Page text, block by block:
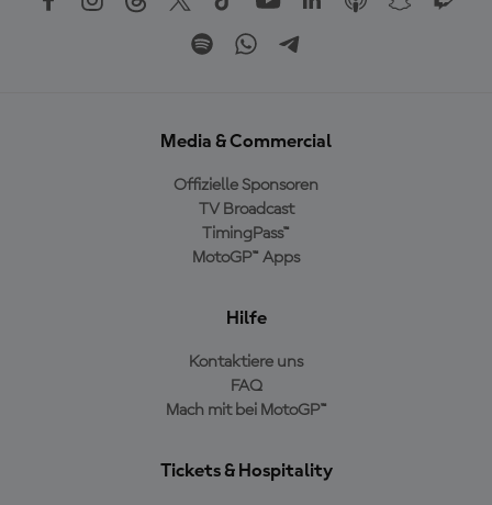
Media & Commercial
Offizielle Sponsoren
TV Broadcast
TimingPass™
MotoGP™ Apps
Hilfe
Kontaktiere uns
FAQ
Mach mit bei MotoGP™
Tickets & Hospitality